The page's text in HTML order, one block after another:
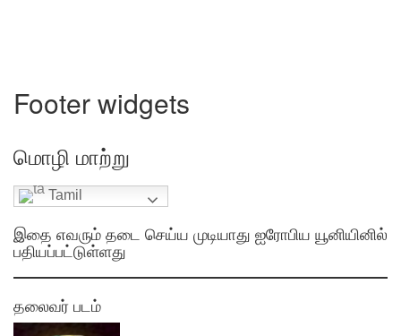
Footer widgets
மொழி மாற்று
Tamil
இதை எவரும் தடை செய்ய முடியாது ஐரோபிய யூனியினில்
பதியப்பட்டுள்ளது
தலைவர் படம்